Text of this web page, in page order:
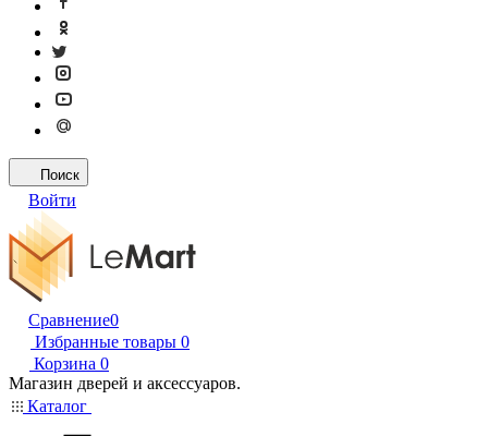
Поиск
Войти
Сравнение0
Избранные товары 0
Корзина 0
Магазин дверей и аксессуаров.
Каталог